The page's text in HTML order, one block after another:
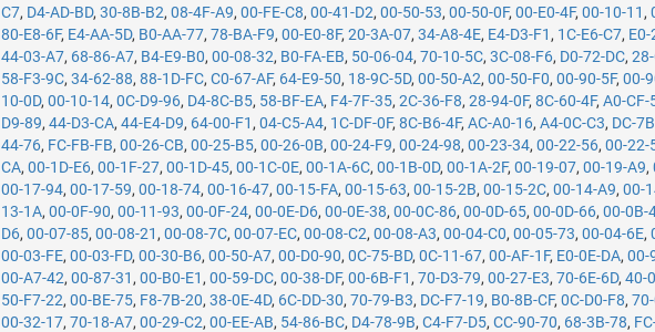
C7, D4-AD-BD,30-8B-B2,08-4F-A9,00-FE-C8,00-41-D2,00-50-53,00-50-0F,00-E0-4F,00-10-11 ,
80-E8-6F, E4-AA-5D, B0-AA-77,78-BA-F9,00-E0-8F,20-3A-07,34-A8-4E, E4-D3-F1 , 1C-E6-C7, E0-
44-03-A7, 68-86-A7, B4-E9-B0,00-08-32, B0-FA-EB, 50-06-04,70-10-5C,3C-08-F6, D0-72-DC,
58-F3-9C,34-62-88,88-1D-FC,C0-67-AF, 64-E9-50, 18-9C-5D,00-50-A2,00-50-F0,00-90-5F,00-
10-0D,00-10-14,0C-D9-96, D4-8C-B5, 58-BF-EA, F4-7F-35,2C-36-F8,28-94-0F,8C-60-4F,A0-CF-
D9-89,44-D3-CA,44-E4-D9, 64-00-F1 ,04-C5-A4, 1C-DF-0F,8C-B6-4F,AC-A0-16,A4-0C-C3, DC-
44-76, FC-FB-FB,00-26-CB,00-25-B5,00-26-0B,00-24-F9,00-24-98,00-23-34,00-22-56,00-22-
CA,00-1D-E6,00-1F-27,00-1D-45,00-1C-0E,00-1A-6C,00-1B-0D,00-1A-2F,00-19-07,00-19-A9,
00-17-94,00-17-59,00-18-74,00-16-47,00-15-FA,00-15-63,00-15-2B,00-15-2C,00-14-A9,00-
13-1A,00-0F-90,00-11-93,00-0F-24,00-0E-D6,00-0E-38,00-0C-86,00-0D-65,00-0D-66,00-0B-
D6,00-07-85,00-08-21 ,00-08-7C,00-07-EC,00-08-C2,00-08-A3,00-04-C0,00-05-73,00-04-6E,
00-03-FE,00-03-FD,00-30-B6,00-50-A7,00-D0-90,0C-75-BD,0C-11-67,00-AF-1F, E0-0E-DA,00-
00-A7-42,00-87-31 ,00-B0-E1 ,00-59-DC,00-38-DF,00-6B-F1 ,70-D3-79,00-27-E3,70-6E-6D,40-
50-F7-22,00-BE-75, F8-7B-20,38-0E-4D, 6C-DD-30,70-79-B3, DC-F7-19, B0-8B-CF,0C-D0-F8,
00-32-17,70-18-A7,00-29-C2,00-EE-AB, 54-86-BC, D4-78-9B,C4-F7-D5,CC-90-70, 68-3B-78,